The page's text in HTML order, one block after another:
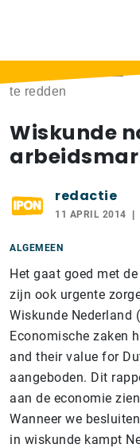
te redden
Wiskunde
redactie
11 APRIL 2014
ALGEMEEN
Het gaat goed met
zijn ook urgente
Wiskunde Nederland
Economische zaken
and their value for
aangeboden. Dit
aan de economie
Wanneer we
in wiskunde kampt